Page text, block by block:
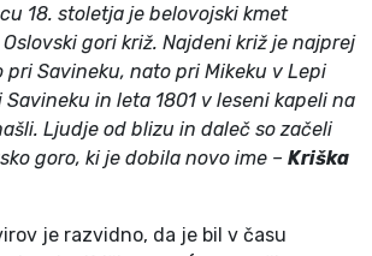
18. stoletja je belovojski kmet
gori križ. Najdeni križ je najprej
pri Savineku, nato pri Mikeku v Lepi
in leta 1801 v leseni kapeli na
Ljudje od blizu in daleč so začeli
goro, ki je dobila novo ime – Kriška
je razvidno, da je bil v času